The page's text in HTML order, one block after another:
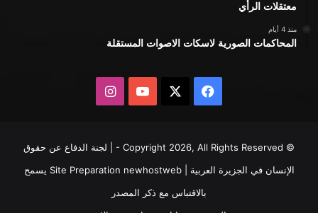
معتقلات الرأي
منذ 4 أيام
المحاكمات الصورية لاسكات الاصوات المستقلة
فيسبوك يوتيوبانستقرام
© Copyright 2026, All Rights Reserved - | لجنة الدفاع عن حقوق
الإنسان في الجزيرة العربية | Site Preparationnewhostweb
يسمح
بالاقتباس مع ذكر المصدر